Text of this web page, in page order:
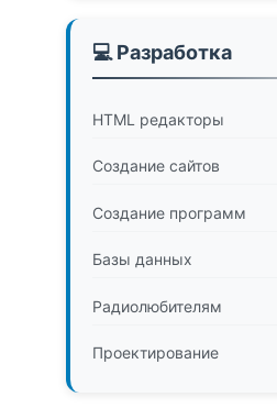
💻 Разработка
HTML редакторы
Создание сайтов
Создание программ
Базы данных
Радиолюбителям
Проектирование